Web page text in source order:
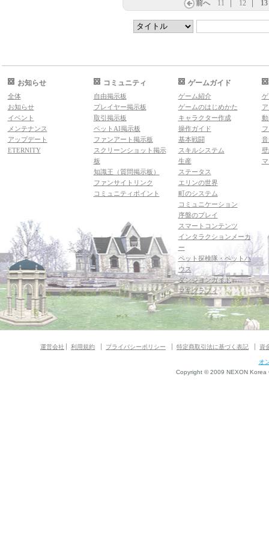
前へ 11 12 13
お知らせ
全体
お知らせ
イベント
メンテナンス
アップデート
ETERNITY
コミュニティ
自由掲示板
プレイヤー掲示板
取引掲示板
ペットAI掲示板
ファンアート掲示板
スクリーンショット掲示
板
知識王（質問掲示板）
ファンサイトリンク
コミュニティポイント
ゲームガイド
ゲーム紹介
ゲームのはじめかた
キャラクター作成
操作ガイド
基本戦闘
スキルシステム
生産
ステータス
エリンの世界
町のシステム
コミュニケーション
序盤のプレイ
スマートコンテンツ
インタラクションメーカ
ー
ペット探検隊・ペットハ
ウス
ダンジョンガイド
マギグラフィ
運営会社 利用規約 プライバシーポリシー 特定商取引法に基づく表記 資
オ
Copyright © 2009 NEXON Korea